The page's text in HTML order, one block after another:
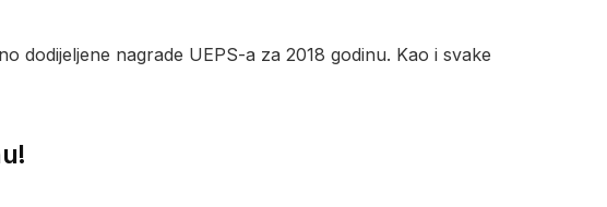
dodijeljene nagrade UEPS-a za 2018 godinu. Kao i svake